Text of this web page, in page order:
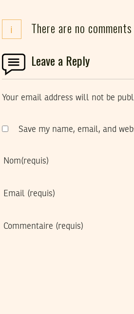
i There are no comments
Leave a Reply
Your email address will not be
Save my name, email, and
Nom(requis)
Email (requis)
Commentaire (requis)